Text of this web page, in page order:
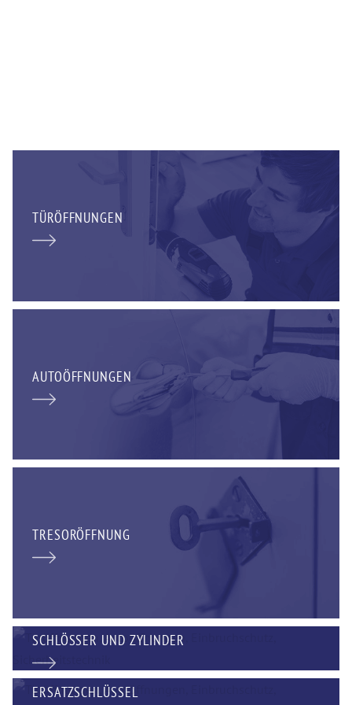
TÜRÖFFNUNGEN
AUTOÖFFNUNGEN
TRESORÖFFNUNG
SCHLÖSSER UND ZYLINDER
ERSATZSCHLÜSSEL